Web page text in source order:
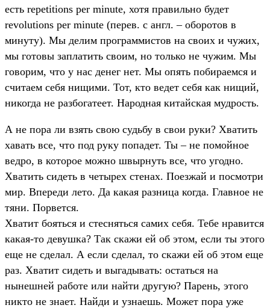
есть repetitions per minute, хотя правильно будет
revolutions per minute (перев. с англ. – оборотов в
минуту). Мы делим программистов на своих и чужих,
мы готовы заплатить своим, но только не чужим. Мы
говорим, что у нас денег нет. Мы опять побираемся и
считаем себя нищими. Тот, кто ведет себя как нищий,
никогда не разбогатеет. Народная китайская мудрость.
А не пора ли взять свою судьбу в свои руки? Хватить
хавать все, что под руку попадет. Ты – не помойное
ведро, в которое можно швырнуть все, что угодно.
Хватить сидеть в четырех стенах. Поезжай и посмотри
мир. Впереди лето. Да какая разница когда. Главное не
тяни. Порвется.
Хватит бояться и стесняться самих себя. Тебе нравится
какая-то девушка? Так скажи ей об этом, если ты этого
еще не сделал. А если сделал, то скажи ей об этом еще
раз. Хватит сидеть и выгадывать: остаться на
нынешней работе или найти другую? Парень, этого
никто не знает. Найди и узнаешь. Может пора уже